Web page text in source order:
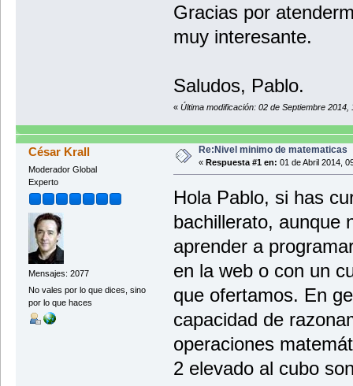
Gracias por
muy interesante.
Saludos, Pablo.
« Última modificación: 02 de Septiembre
César Krall
Moderador Global
Experto
Mensajes: 2077
No vales por lo que dices, sino
por lo que haces
Re:Nivel minimo de matematicas
« Respuesta #1 en: 01 de Abril 2014,
Hola Pablo, si has
bachillerato, aunque
aprender a
en la web o con un
que ofertamos. En
capacidad de
operaciones
2 elevado al cubo